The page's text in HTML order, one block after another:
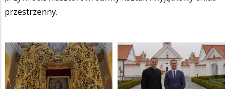
przestrzenny.